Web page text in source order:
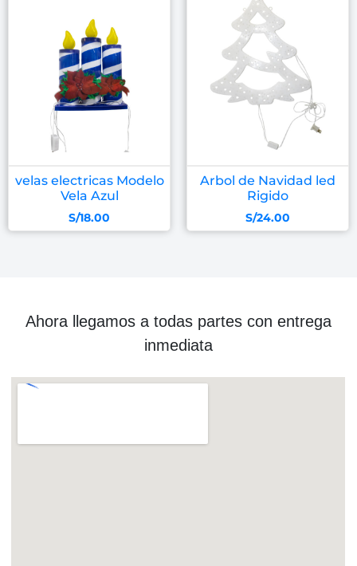
velas electricas Modelo
Vela Azul
S/18.00
Arbol de Navidad led
Rigido
S/24.00
Ahora llegamos a todas partes con entrega
inmediata